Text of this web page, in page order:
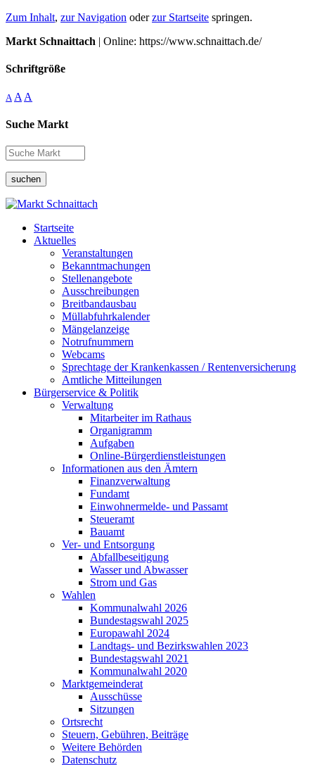
Zum Inhalt, zur Navigation oderzur Startseite springen.
Markt Schnaittach | Online: https://www.schnaittach.de/
Schriftgröße
A A A
Suche Markt
suchen
Startseite
Aktuelles
Veranstaltungen
Bekanntmachungen
Stellenangebote
Ausschreibungen
Breitbandausbau
Müllabfuhrkalender
Mängelanzeige
Notrufnummern
Webcams
Sprechtage der Krankenkassen / Rentenversicherung
Amtliche Mitteilungen
Bürgerservice & Politik
Verwaltung
Mitarbeiter im Rathaus
Organigramm
Aufgaben
Online-Bürgerdienstleistungen
Informationen aus den Ämtern
Finanzverwaltung
Fundamt
Einwohnermelde- und Passamt
Steueramt
Bauamt
Ver- und Entsorgung
Abfallbeseitigung
Wasser und Abwasser
Strom und Gas
Wahlen
Kommunalwahl 2026
Bundestagswahl 2025
Europawahl 2024
Landtags- und Bezirkswahlen 2023
Bundestagswahl 2021
Kommunalwahl 2020
Marktgemeinderat
Ausschüsse
Sitzungen
Ortsrecht
Steuern, Gebühren, Beiträge
Weitere Behörden
Datenschutz